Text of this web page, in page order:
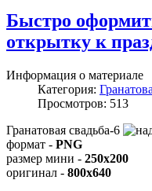
Быстро
открытку к
Информация о материале
Категория:
Просмотров: 513
Гранатовая свадьба-6
формат - PNG
размер мини - 250x200
оригинал - 800x640